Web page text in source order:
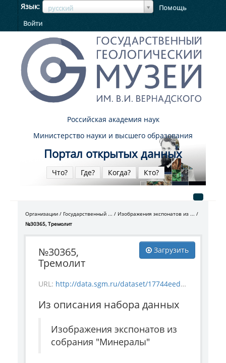
Язык русский
ЯзыкЯзык
Помощь
Войти
Российская академия наук
Министерство науки и высшего образования
Портал открытых данных
Что? Где? Когда? Кто?
Организации Государственный ...
Изображения экспонатов из ...
№30365, Тремолит
Загрузить
№30365,
Тремолит
URL: http://data.sgm.ru/dataset/17744eed-27fa-4a9a-bc72-4e657fa570af/resource/64525423-cddb-4f2f-89d9-9078132acaa9/download/mineral_30365.jpg
Из описания набора данных
Изображения экспонатов из
собрания "Минералы"